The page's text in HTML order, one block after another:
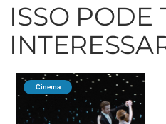
ISSO PODE
Cinema